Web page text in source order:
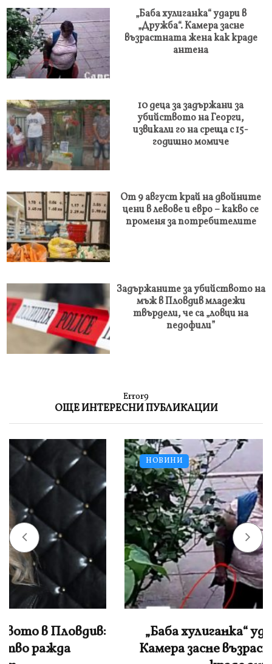
„Баба хулиганка“ удари в
„Дружба“. Камера засне
възрастната жена как краде
антена
10 деца за задържани за
убийството на Георги,
извикали го на среща с 15-
годишно момиче
От 9 август край на двойните
цени в левове и евро – какво се
променя за потребителите
Задържаните за убийството на
мъж в Пловдив младежи
твърдели, че са „ловци на
педофили”
Error9
ОЩЕ ИНТЕРЕСНИ ПУБЛИКАЦИИ
НОВИНИ
„Баба хулиганка“ удари в „Дружба“.
Камера засне възрастната жена как